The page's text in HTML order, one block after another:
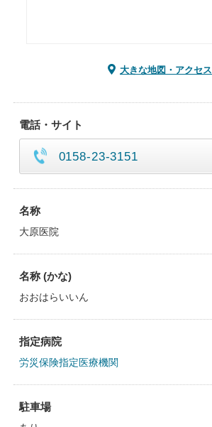
大きな地図・アクセス
電話・サイト
0158-23-3151
名称
大原医院
名称 (かな)
おおはらいいん
指定病院
労災保険指定医療機関
駐車場